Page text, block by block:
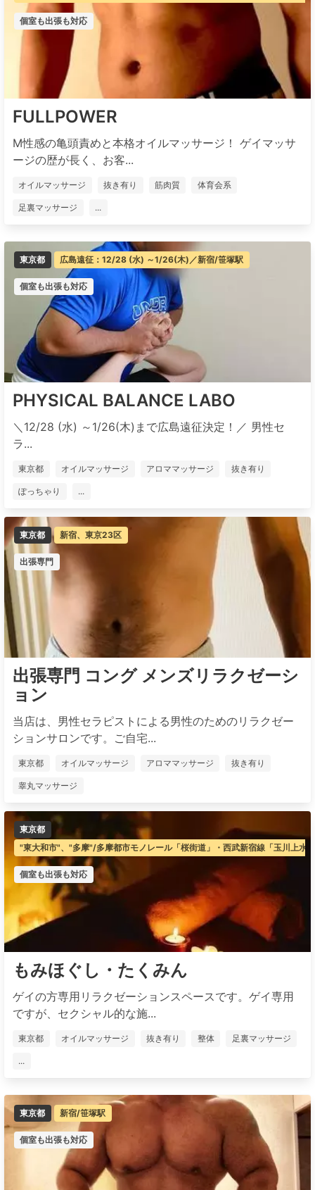
個室も出張も対応
FULLPOWER
М性感の亀頭責めと本格オイルマッサージ！ ゲイマッサ
ージの歴が長く、お客...
オイルマッサージ 抜き有り 筋肉質 体育会系
足裏マッサージ ...
東京都 広島遠征：12/28 (水) ～1/26(木)／新宿/笹塚駅
個室も出張も対応
PHYSICAL BALANCE LABO
＼12/28 (水) ～1/26(木)まで広島遠征決定！／ 男性セ
ラ...
東京都 オイルマッサージ アロママッサージ 抜き有り
ぽっちゃり ...
東京都 新宿、東京23区
出張専門
出張専門 コング メンズリラクゼーシ
ョン
当店は、男性セラピストによる男性のためのリラクゼー
ションサロンです。ご自宅...
東京都 オイルマッサージ アロママッサージ 抜き有り
睾丸マッサージ
東京都
"東大和市"、"多摩"/多摩都市モノレール「桜街道」・西武新宿線「玉川上水
個室も出張も対応
もみほぐし・たくみん
ゲイの方専用リラクゼーションスペースです。ゲイ専用
ですが、セクシャル的な施...
東京都 オイルマッサージ 抜き有り 整体 足裏マッサージ
...
東京都 新宿/笹塚駅
個室も出張も対応